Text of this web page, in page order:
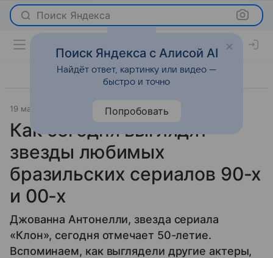
Поиск Яндекса
19 марта 2026 Леди Mail История успеха
Как сегодня выглядят
звезды любимых
бразильских сериалов 90-х
и 00-х
Джованна Антонелли, звезда сериала
«Клон», сегодня отмечает 50-летие.
Вспоминаем, как выглядели другие актеры,
Поиск Яндекса с Алисой AI
Найдёт ответ, картинку или видео —
быстро и точно
Попробовать